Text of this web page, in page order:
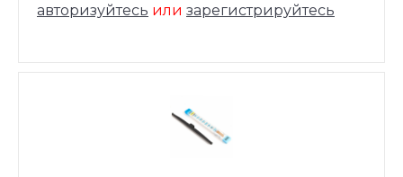
авторизуйтесь или зарегистрируйтесь